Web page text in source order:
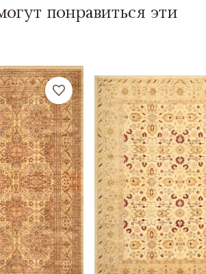
понравиться эти